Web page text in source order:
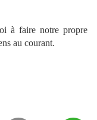
à faire notre propre
au courant.